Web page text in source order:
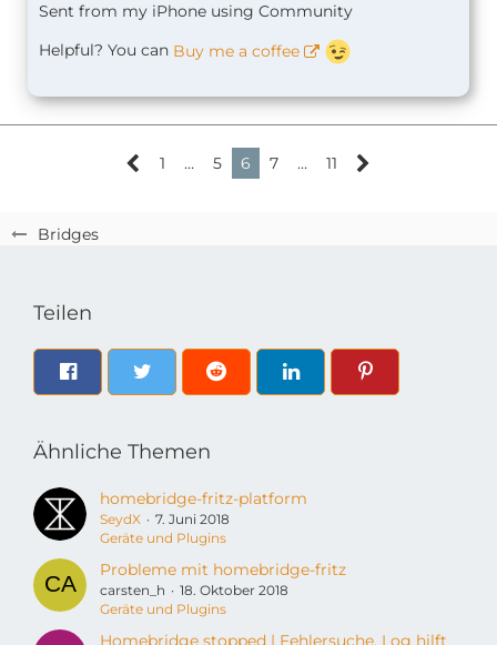
Bridges
Sent from my iPhone using Community
Helpful? You can Buy me a coffee
1 … 5 6 7 … 11
Teilen
Ähnliche Themen
homebridge-fritz-platform
SeydX
7. Juni 2018
Geräte und Plugins
Probleme mit homebridge-fritz
carsten_h
18. Oktober 2018
Geräte und Plugins